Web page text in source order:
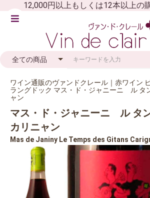
12,000円以上もしくは12本以上の
ワイン通販のヴァンドクレール｜赤ワイン
ラングドック マス・ド・ジャニーニ ル タ
ャン
マス・ド・ジャニーニ ル タ
カリニャン
Mas de Janiny Le Temps des Gitans